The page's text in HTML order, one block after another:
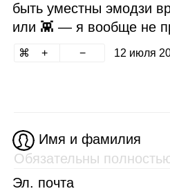
быть уместны эмодзи
или 👾 — я вообще не
12 июля
Имя и фамилия
Эл. почта